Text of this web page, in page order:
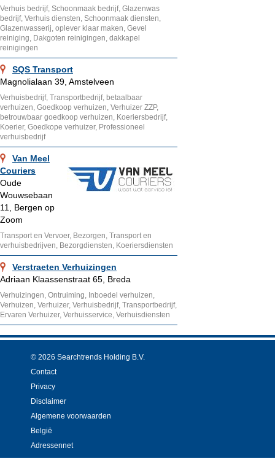
Verhuis bedrijf, Schoonmaak bedrijf, Glazenwas
bedrijf, Verhuis diensten, Schoonmaak diensten,
Glazenwasserij, oplever klaar maken, Gevel
reiniging, Dakgoten reinigingen, dakkapel
reinigingen
SQS Transport
Magnolialaan 39, Amstelveen
Verhuisbedrijf, Transportbedrijf, betaalbaar
verhuizen, Goedkoop verhuizen, Verhuizer ZZP,
betrouwbaar goedkoop verhuizen, Koeriersbedrijf,
Koerier, Goedkope verhuizer, Professioneel
verhuisbedrijf
Van Meel
Couriers
Oude
Wouwsebaan
11, Bergen op
Zoom
Transport en Vervoer, Bezorgen, Transport en
verhuisbedrijven, Bezorgdiensten, Koeriersdiensten
Verstraeten Verhuizingen
Adriaan Klaassenstraat 65, Breda
Verhuizingen, Ontruiming, Inboedel verhuizen,
Verhuizen, Verhuizer, Verhuisbedrijf, Transportbedrijf,
Ervaren Verhuizer, Verhuisservice, Verhuisdiensten
© 2026 Searchtrends Holding B.V.
Contact
Privacy
Disclaimer
Algemene voorwaarden
België
Adressennet